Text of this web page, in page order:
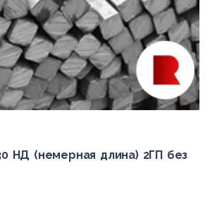
НД (немерная длина) 2ГП без